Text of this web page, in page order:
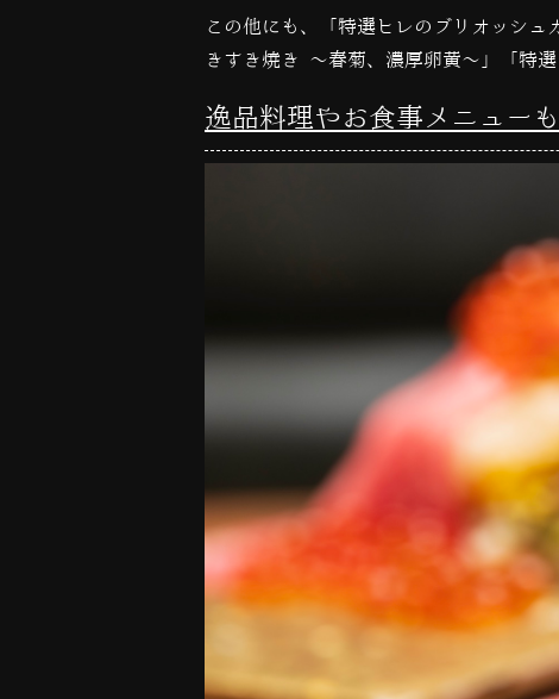
この他にも、「特選ヒレのブリオッシ
きすき焼き ～春菊、濃厚卵黄～」「特
逸品料理やお食事メニュー